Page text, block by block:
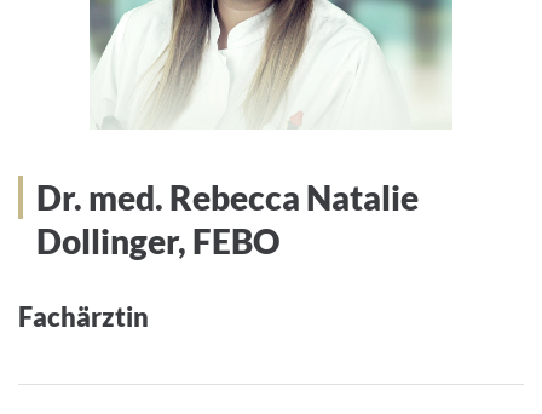
Dr. med. Rebecca Natalie
Dollinger, FEBO
Fachärztin